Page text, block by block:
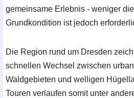
gemeinsame Erlebnis - weniger
Grundkondition ist jedoch
Die Region rund um Dresden
schnellen Wechsel zwischen
Waldgebieten und welligen
Touren verlaufen somit unter